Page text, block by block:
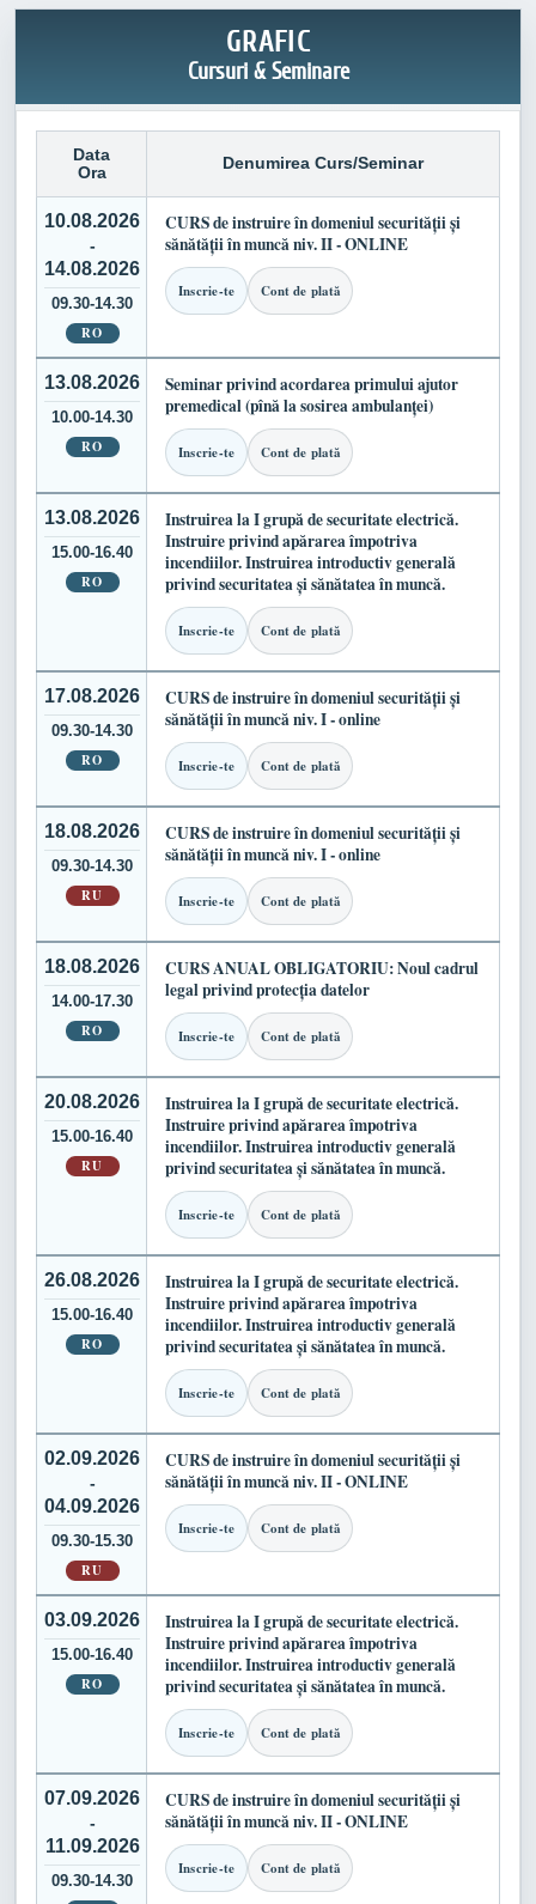
GRAFIC
Cursuri & Seminare
Data
Ora
Denumirea Curs/Seminar
10.08.2026
-
14.08.2026
09.30-14.30
RO
CURS de instruire în domeniul securității și
sănătății în muncă niv. II - ONLINE
Inscrie-te Cont de plată
13.08.2026
10.00-14.30
RO
Seminar privind acordarea primului ajutor
premedical (pînă la sosirea ambulanței)
Inscrie-te Cont de plată
13.08.2026
15.00-16.40
RO
Instruirea la I grupă de securitate electrică.
Instruire privind apărarea împotriva
incendiilor. Instruirea introductiv generală
privind securitatea și sănătatea în muncă.
Inscrie-te Cont de plată
17.08.2026
09.30-14.30
RO
CURS de instruire în domeniul securității și
sănătății în muncă niv. I - online
Inscrie-te Cont de plată
18.08.2026
09.30-14.30
RU
CURS de instruire în domeniul securității și
sănătății în muncă niv. I - online
Inscrie-te Cont de plată
18.08.2026
14.00-17.30
RO
CURS ANUAL OBLIGATORIU: Noul cadrul
legal privind protecția datelor
Inscrie-te Cont de plată
20.08.2026
15.00-16.40
RU
Instruirea la I grupă de securitate electrică.
Instruire privind apărarea împotriva
incendiilor. Instruirea introductiv generală
privind securitatea și sănătatea în muncă.
Inscrie-te Cont de plată
26.08.2026
15.00-16.40
RO
Instruirea la I grupă de securitate electrică.
Instruire privind apărarea împotriva
incendiilor. Instruirea introductiv generală
privind securitatea și sănătatea în muncă.
Inscrie-te Cont de plată
02.09.2026
-
04.09.2026
09.30-15.30
RU
CURS de instruire în domeniul securității și
sănătății în muncă niv. II - ONLINE
Inscrie-te Cont de plată
03.09.2026
15.00-16.40
RO
Instruirea la I grupă de securitate electrică.
Instruire privind apărarea împotriva
incendiilor. Instruirea introductiv generală
privind securitatea și sănătatea în muncă.
Inscrie-te Cont de plată
07.09.2026
-
11.09.2026
09.30-14.30
CURS de instruire în domeniul securității și
sănătății în muncă niv. II - ONLINE
Inscrie-te Cont de plată